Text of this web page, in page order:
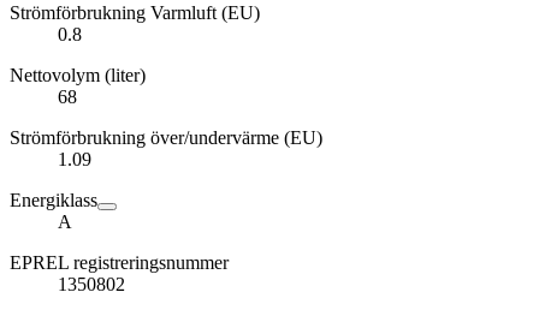
Strömförbrukning Varmluft (EU)
0.8
Nettovolym (liter)
68
Strömförbrukning över/undervärme (EU)
1.09
Energiklass
A
EPREL registreringsnummer
1350802